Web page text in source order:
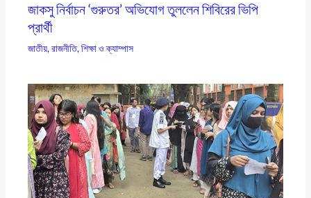
জাকসু নির্বাচন ‘গুরুতর’ অভিযোগ তুললেন শিবিরের ভিপি
প্রার্থী
জাতীয়,রাজনীতি,শিক্ষা ও ক্যাম্পাস